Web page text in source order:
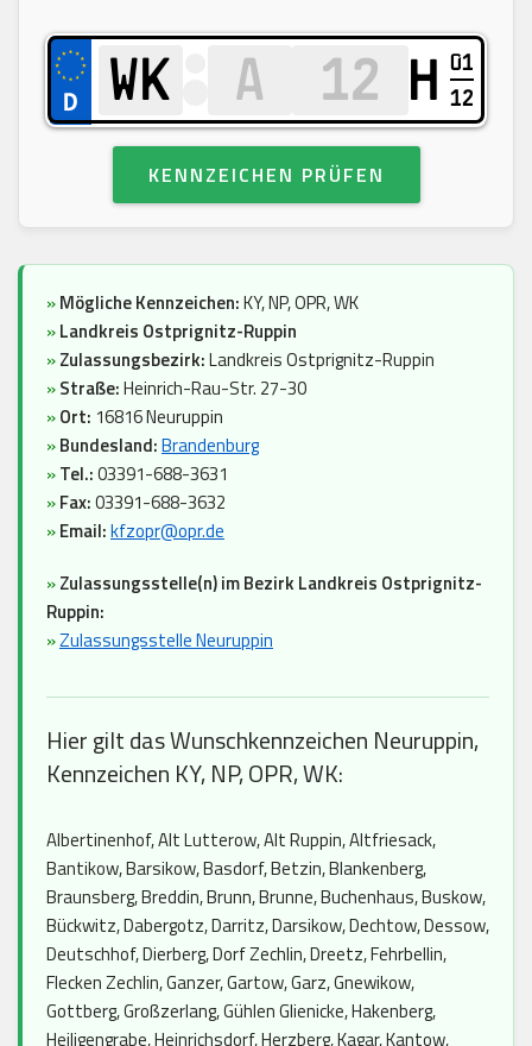
H 01
12
KENNZEICHEN PRÜFEN
»Mögliche Kennzeichen:KY, NP, OPR, WK
»Landkreis Ostprignitz-Ruppin
»Zulassungsbezirk:Landkreis Ostprignitz-Ruppin
»Straße:Heinrich-Rau-Str. 27-30
»Ort: 16816 Neuruppin
»Bundesland:Brandenburg
»Tel.:03391-688-3631
»Fax:03391-688-3632
»Email:kfzopr@opr.de
»Zulassungsstelle(n) im Bezirk Landkreis Ostprignitz-
Ruppin:
»Zulassungsstelle Neuruppin
Hier gilt das Wunschkennzeichen Neuruppin,
Kennzeichen KY, NP, OPR, WK:
Albertinenhof, Alt Lutterow, Alt Ruppin, Altfriesack,
Bantikow, Barsikow, Basdorf, Betzin, Blankenberg,
Braunsberg, Breddin, Brunn, Brunne, Buchenhaus, Buskow,
Bückwitz, Dabergotz, Darritz, Darsikow, Dechtow, Dessow,
Deutschhof, Dierberg, Dorf Zechlin, Dreetz, Fehrbellin,
Flecken Zechlin, Ganzer, Gartow, Garz, Gnewikow,
Gottberg, Großzerlang, Gühlen Glienicke, Hakenberg,
Heiligengrabe, Heinrichsdorf, Herzberg, Kagar, Kantow,